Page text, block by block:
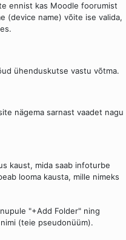
ennist kas Moodle foorumist
(device name) võite ise valida,
ühenduskutse vastu võtma.
nägema sarnast vaadet nagu
kaust, mida saab infoturbe
looma kausta, mille nimeks
"+Add Folder" ning
(teie pseudonüüm).